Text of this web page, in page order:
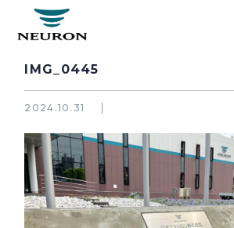
管路防災研究所 Pipeline Resilience
企業情報 Company
IMG_0445
2024.10.31